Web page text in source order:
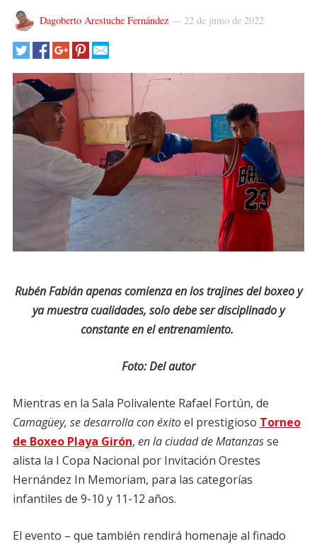
Dagoberto Arestuche Fernández— 22 de junio de 2022
Rubén Fabián apenas comienza en los trajines del boxeo y
ya muestra cualidades, solo debe ser disciplinado y
constante en el entrenamiento.
Foto: Del autor
Mientras en la Sala Polivalente Rafael Fortún, de
Camagüey, se desarrolla con éxitoel prestigioso Torneo
de Boxeo Playa Girón, en la ciudad de Matanzasse
alista la I Copa Nacional por Invitación Orestes
Hernández In Memoriam, para las categorías
infantiles de 9-10 y 11-12 años.
El evento – que también rendirá homenaje al finado